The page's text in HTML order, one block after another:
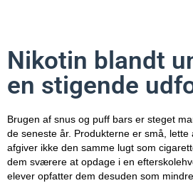
Nikotin blandt
en stigende
Brugen af snus og puff bars er steget
de seneste år. Produkterne er små, lette
afgiver ikke den samme lugt som
dem sværere at opdage i en
elever opfatter dem desuden som